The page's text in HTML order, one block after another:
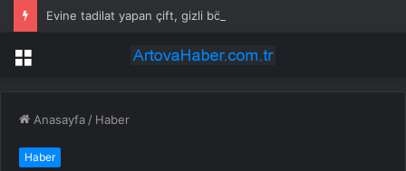
Menü
Anasayfa / Haber
Haber